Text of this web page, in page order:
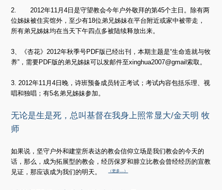
2. 2012年11月4日是守望教会今年户外敬拜的第45个主日。除有两
位姊妹被住宾馆外，至少有18位弟兄姊妹在平台附近或家中被带走，
所有弟兄姊妹均在当天下午四点多被陆续释放出来。
3、《杏花》2012年秋季号PDF版已经出刊，本期主题是“生命造就与牧
养”，需要PDF版的弟兄姊妹可以发邮件至xinghua2007@gmail索取。
3. 2012年11月4日晚，诗班预备成员转正考试；考试内容包括乐理、视
唱和独唱；有5名弟兄姊妹参加。
无论是生是死，总叫基督在我身上照常显大/金天明 牧
师
如果说，坚守户外和建堂所表达的教会信仰立场是我们教会的今天的
话，那么，成为拓展型的教会，经历保罗和腓立比教会曾经经历的宣教
见证，那应该成为我们的明天。
（更多…）